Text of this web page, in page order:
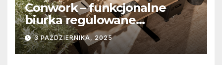
Conwork – funkcjonalne
biurka regulowane
stworzone z myślą o
nowoczesnych
przestrzeniach pracy
3 PAŹDZIERNIKA, 2025